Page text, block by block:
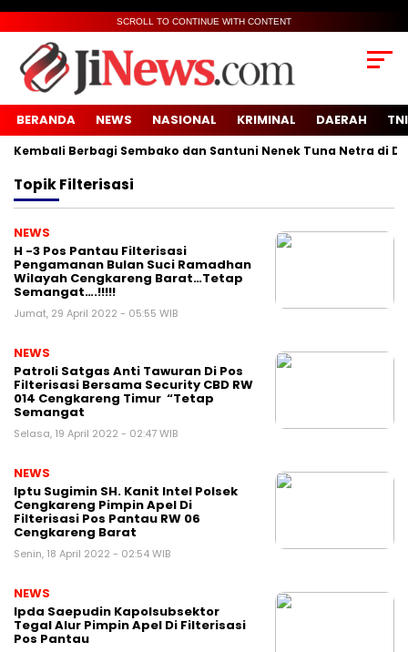
SCROLL TO CONTINUE WITH CONTENT
BERANDA NEWS NASIONAL KRIMINAL DAERAH
Berbagi Sembako dan Santuni Nenek Tuna Netra di Desa
TopikFilterisasi
NEWS
H -3 Pos Pantau Filterisasi
Pengamanan Bulan Suci Ramadhan
Wilayah Cengkareng Barat…Tetap
Semangat….!!!!!
Jumat, 29 April 2022 - 05:55 WIB
NEWS
Patroli Satgas Anti Tawuran Di Pos
Filterisasi Bersama Security CBD RW
014 Cengkareng Timur “Tetap
Semangat
Selasa, 19 April 2022 - 02:47 WIB
NEWS
Iptu Sugimin SH. Kanit Intel Polsek
Cengkareng Pimpin Apel Di
Filterisasi Pos Pantau RW 06
Cengkareng Barat
Senin, 18 April 2022 - 02:54 WIB
NEWS
Ipda Saepudin Kapolsubsektor
Tegal Alur Pimpin Apel Di Filterisasi
Pos Pantau